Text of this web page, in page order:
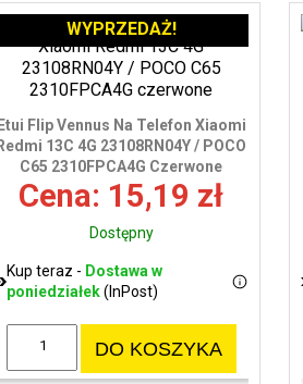
Etui Flip Vennus Na Telefon Xiaomi
Redmi 13C 4G 23108RN04Y / POCO
C65 2310FPCA4G Czerwone
Cena: 15,19 zł
Dostępny
Kup teraz - Dostawa w
poniedziałek(InPost)
DO KOSZYKA
WYPRZEDAŻ!